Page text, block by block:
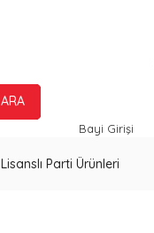
ARA
Bayi Girişi
Lisanslı Parti Ürünleri